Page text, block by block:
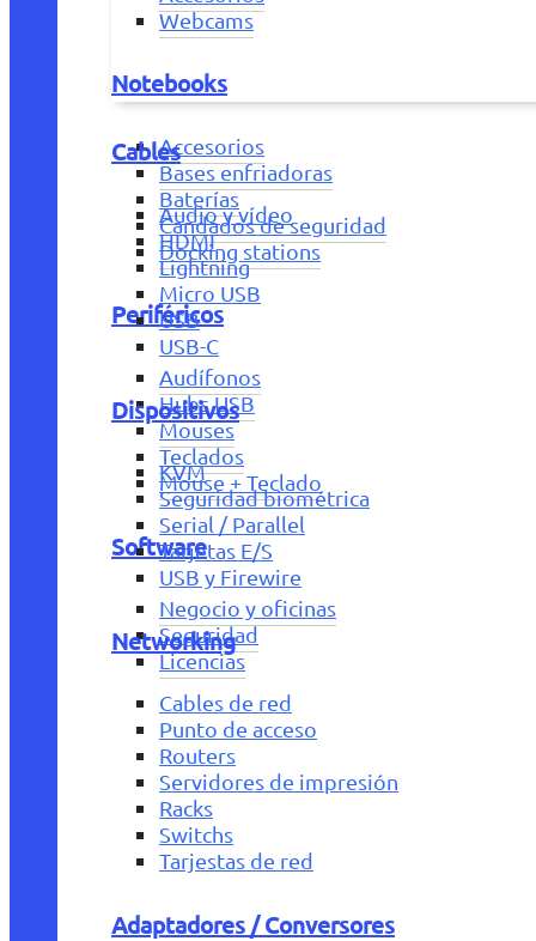
Webcams
Notebooks
Accesorios
Bases enfriadoras
Baterías
Candados de seguridad
Docking stations
Periféricos
Audífonos
Hubs USB
Mouses
Teclados
Mouse + Teclado
Software
Negocio y oficinas
Seguridad
Licencias
Cables
Audio y vídeo
HDMI
Lightning
Micro USB
USB
USB-C
Dispositivos
KVM
Seguridad biométrica
Serial / Parallel
Tarjetas E/S
USB y Firewire
Networking
Cables de red
Punto de acceso
Routers
Servidores de impresión
Racks
Switchs
Tarjestas de red
Adaptadores / Conversores